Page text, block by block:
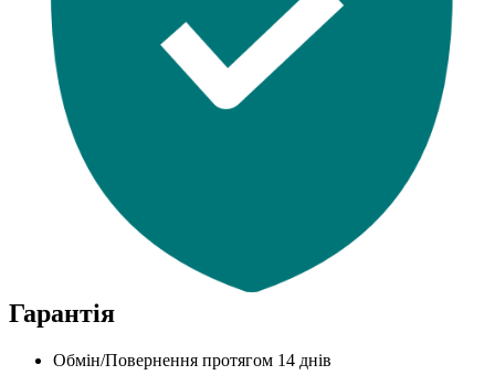
Гарантія
Обмін/Повернення протягом 14 днів